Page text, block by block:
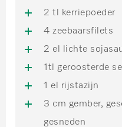
2 tl kerriepoeder
4 zeebaarsfilets
2 el lichte
1tl geroosterde
1 el rijstazijn
3 cm gember,
gesneden